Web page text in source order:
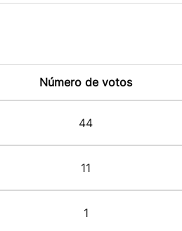
Número de votos
44
11
1